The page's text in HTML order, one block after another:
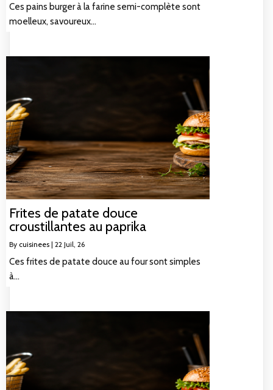
Ces pains burger à la farine semi-complète sont
moelleux, savoureux…
Frites de patate douce
croustillantes au paprika
By cuisinees | 22 Juil, 26
Ces frites de patate douce au four sont simples
à…